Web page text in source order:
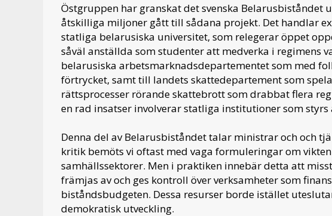
Östgruppen har granskat det svenska Belarusbiståndet
åtskilliga miljoner gått till sådana projekt. Det handlar
statliga belarusiska universitet, som relegerar öppet
såväl anställda som studenter att medverka i regimens
belarusiska arbetsmarknadsdepartementet som med
förtrycket, samt till landets skattedepartement som
rättsprocesser rörande skattebrott som drabbat flera
en rad insatser involverar statliga institutioner som styrs
Denna del av Belarusbiståndet talar ministrar och och
kritik bemöts vi oftast med vaga formuleringar om
samhällssektorer. Men i praktiken innebär detta att
främjas av och ges kontroll över verksamheter som
biståndsbudgeten. Dessa resurser borde istället
demokratisk utveckling.